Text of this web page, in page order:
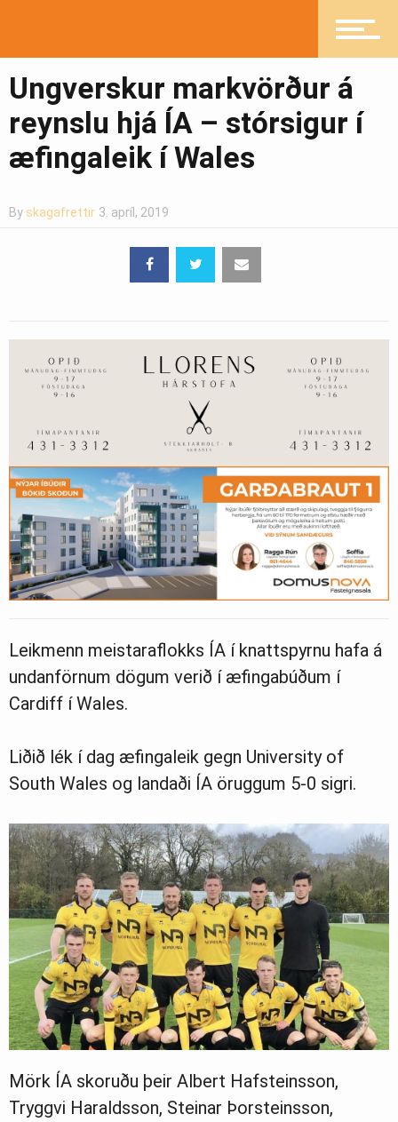
Heilsueflandi samfélag
Greinasafn
Ungverskur markvörður á
reynslu hjá ÍA – stórsigur í
æfingaleik í Wales
By skagafrettir 3. apríl, 2019
Leikmenn meistaraflokks ÍA í knattspyrnu hafa á
undanförnum dögum verið í æfingabúðum í
Cardiff í Wales.
Liðið lék í dag æfingaleik gegn University of
South Wales og landaði ÍA öruggum 5-0 sigri.
Mörk ÍA skoruðu þeir Albert Hafsteinsson,
Tryggvi Haraldsson, Steinar Þorsteinsson,